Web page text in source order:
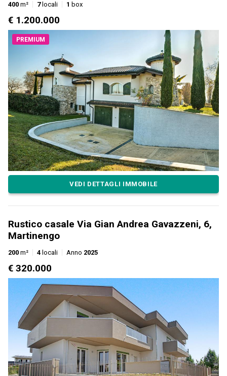
400 m² 7locali 1 box
€ 1.200.000
PREMIUM
VEDI DETTAGLI IMMOBILE
Rustico casale Via Gian Andrea Gavazzeni, 6,
Martinengo
200 m² 4 locali Anno 2025
€ 320.000